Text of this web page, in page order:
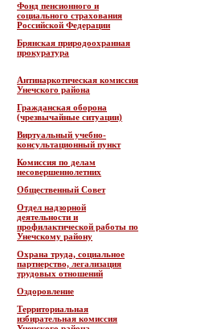
Фонд пенсионного и
социального страхования
Российской Федерации
Брянская природоохранная
прокуратура
Антинаркотическая комиссия
Унечского района
Гражданская оборона
(чрезвычайные ситуации)
Виртуальный учебно-
консультационный пункт
Комиссия по делам
несовершеннолетних
Общественный Совет
Отдел надзорной
деятельности и
профилактической работы по
Унечскому району
Охрана труда, социальное
партнерство, легализация
трудовых отношений
Оздоровление
Территориальная
избирательная комиссия